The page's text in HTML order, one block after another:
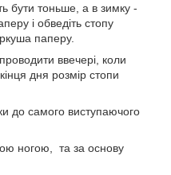
бути тоньше, а в зимку -
і обведіть стопу
паперу.
ввечері, коли
дня розмір стопи
до самого виступаючого
ногою, та за основу